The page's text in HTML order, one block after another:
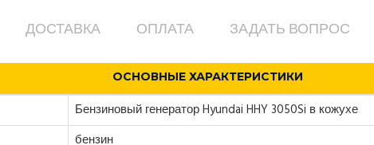
ДОСТАВКА ОПЛАТА ЗАДАТЬ ВОПРОС
ОСНОВНЫЕ ХАРАКТЕРИСТИКИ
Бензиновый генератор Hyundai HHY 3050Si в кожухе
бензин